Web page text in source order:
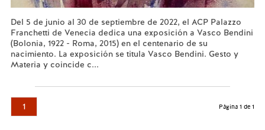
Del 5 de junio al 30 de septiembre de 2022, el ACP Palazzo
Franchetti de Venecia dedica una exposición a Vasco Bendini
(Bolonia, 1922 - Roma, 2015) en el centenario de su
nacimiento. La exposición se titula Vasco Bendini. Gesto y
Materia y coincide c...
1 Página 1 de 1